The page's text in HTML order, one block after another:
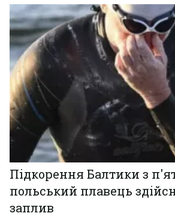
Підкорення Балтики з
польський плавець
заплив